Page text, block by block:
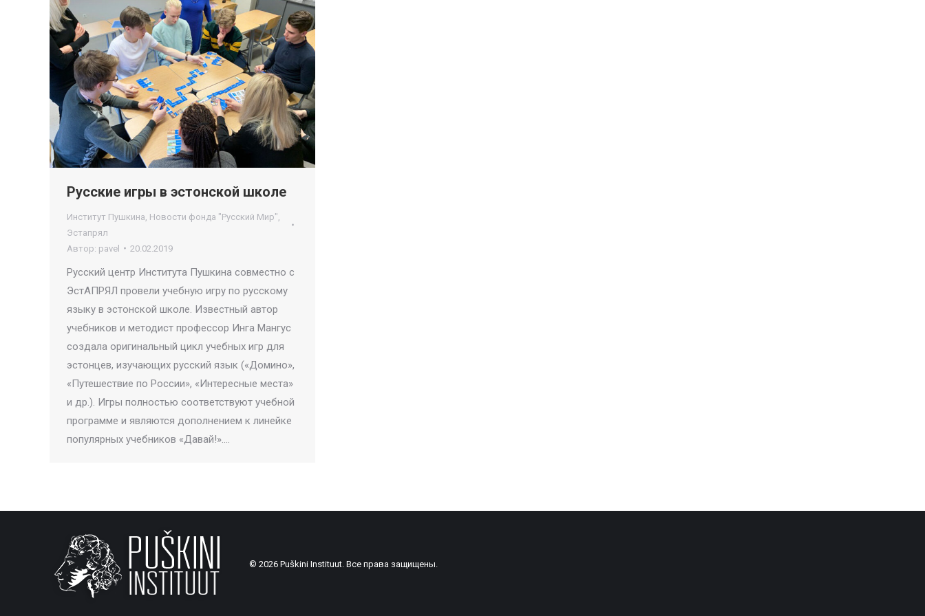
Русские игры в эстонской школе
Институт Пушкина Новости фонда "Русский Мир"
Эстапрял
Автор: pavel 20.02.2019
Русский центр Института Пушкина совместно с
ЭстАПРЯЛ провели учебную игру по русскому
языку в эстонской школе. Известный автор
учебников и методист профессор Инга Мангус
создала оригинальный цикл учебных игр для
эстонцев, изучающих русский язык («Домино»,
«Путешествие по России», «Интересные места»
и др.). Игры полностью соответствуют учебной
программе и являются дополнением к линейке
популярных учебников «Давай!».…
© 2026 Puškini Instituut. Все права защищены.